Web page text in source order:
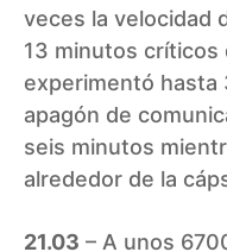
veces la velocidad
13 minutos críticos
experimentó hasta
apagón de
seis minutos
alrededor de la
21.03 – A unos